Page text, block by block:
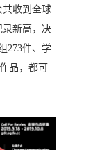
共收到全球
录新高，决
273件、学
品，都可